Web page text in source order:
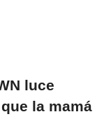
luce
la mamá